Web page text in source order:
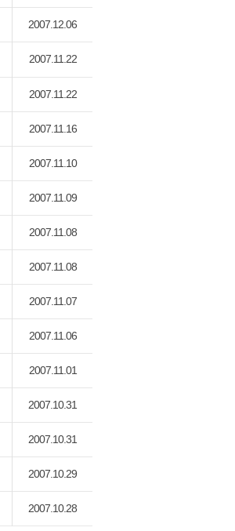
2007.12.06
2007.11.22
2007.11.22
2007.11.16
2007.11.10
2007.11.09
2007.11.08
2007.11.08
2007.11.07
2007.11.06
2007.11.01
2007.10.31
2007.10.31
2007.10.29
2007.10.28